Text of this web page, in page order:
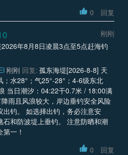
0 回复
刚刚
年8月8日凌晨3点至5点赶海钓
刚刚 回复: 孤东海堤[2026-8-8] 天
；水28°；气25°-28°；4-6级东北
当日潮汐：04:22干0.7米 / 18:00满
出钓。 如选择出钓，务必注意安
石和防波堤上垂钓。 注意防晒和潮
一！
0 回复